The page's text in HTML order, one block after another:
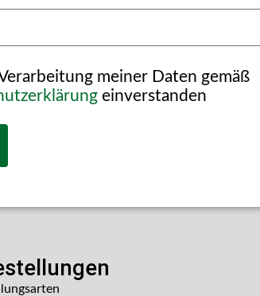
meiner Daten gemäß
einverstanden